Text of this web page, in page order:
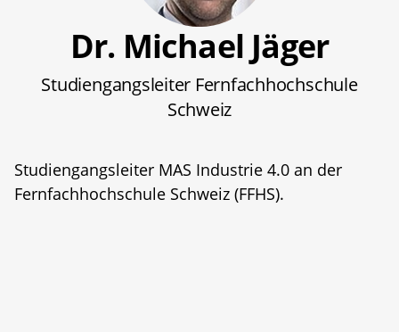
Dr. Michael Jäger
Studiengangsleiter Fernfachhochschule
Schweiz
Studiengangsleiter MAS Industrie 4.0 an der
Fernfachhochschule Schweiz (FFHS).